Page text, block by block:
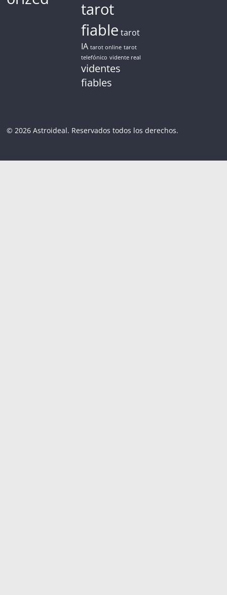
tarot
fiable tarot
IA tarot online tarot
telefónico vidente real
videntes
fiables
© 2026 Astroideal. Reservados todos los derechos.